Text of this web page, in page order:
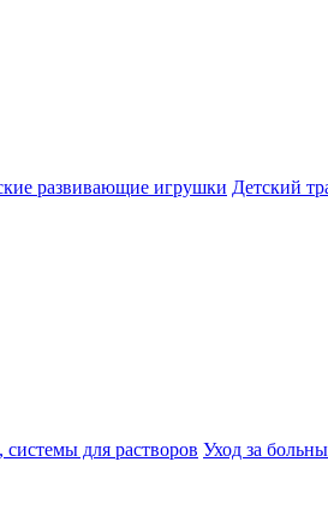
развивающие игрушки Детский
для растворов Уход за